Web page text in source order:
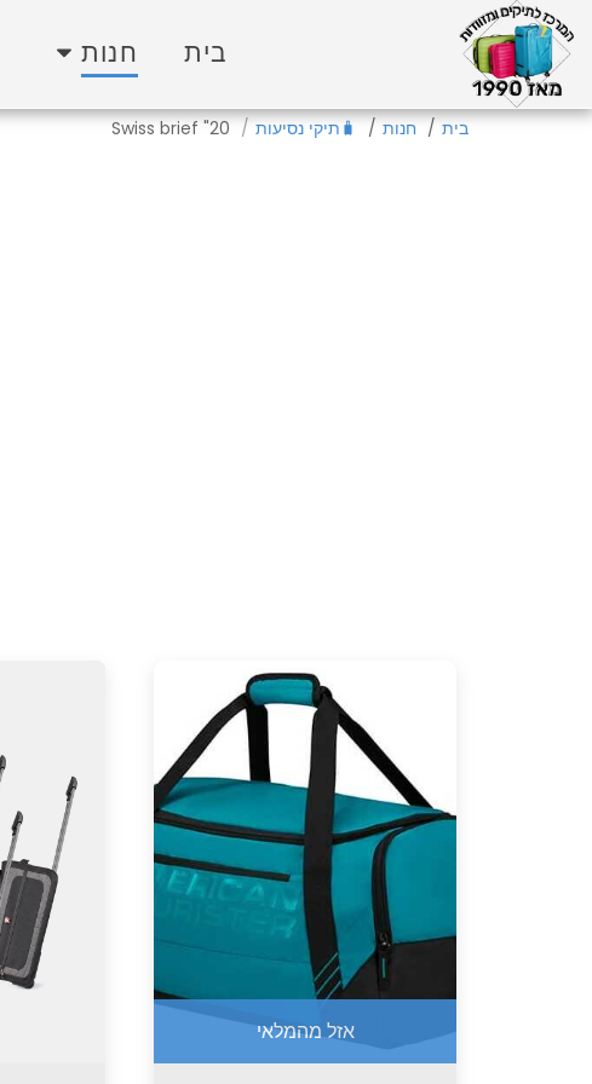
בית חנות
בית חנות 🧳תיקי נסיעות Swiss brief "20
אזל מהמלאי